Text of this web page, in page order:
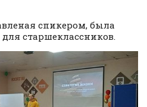
спикером, была
старшеклассников.